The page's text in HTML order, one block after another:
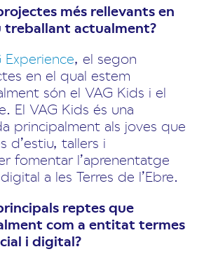
més rellevants en
treballant actualment?
Experience, el segon
en el qual estem
són el VAG Kids i el
El VAG Kids és una
principalment als joves que
d’estiu, tallers i
fomentar l’aprenentatge
a les Terres de l’Ebre.
reptes que
com a entitat termes
i digital?